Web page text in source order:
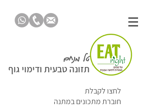
טל מנחם
תזונה טבעית ודימוי גוף
לחצו לקבלת
חוברת מתכונים במתנה